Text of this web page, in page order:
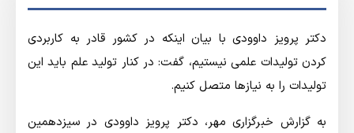
دكتر پرویز داوودی با بیان اینکه در کشور قادر به کاربردی
کردن تولیدات علمی نیستیم، گفت: در کنار تولید علم باید این
تولیدات را به نیازها متصل کنیم.
به گزارش خبرگزاري مهر، دكتر پرویز داوودی در سیزدهمین